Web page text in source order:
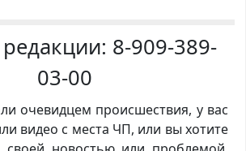
8-909-389-
03-00
очевидцем происшествия, у вас
видео с места ЧП, или вы хотите